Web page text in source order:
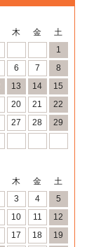
木 金
土
1
6 7
8
13 14
15
20 21
22
27 28
29
木 金
土
3 4
5
10 11
12
17 18 19